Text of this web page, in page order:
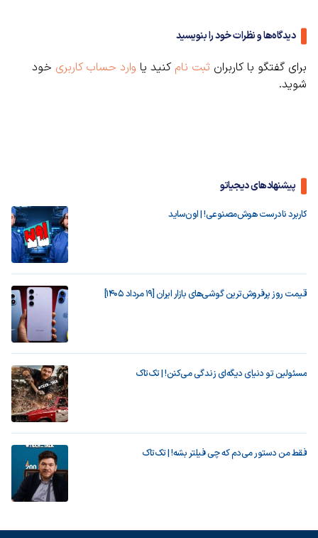
دیدگاه‌ها و نظرات خود را بنویسید
برای گفتگو با کاربران ثبت نام کنید یا وارد حساب کاربری خود
شوید.
پیشنهادهای دیجیاتو
کاربرد نادرست هوش‌مصنوعی! | اون‌ساید
قیمت روز پرفروش‌ترین گوشی‌های بازار ایران [19 مرداد 1405]
مسئولین تو دنیای دیگه‌ای زندگی می‌کنن! | تک‌تاک
فقط من دستور می‌دم که چی فیلتر بشه! | تک‌تاک